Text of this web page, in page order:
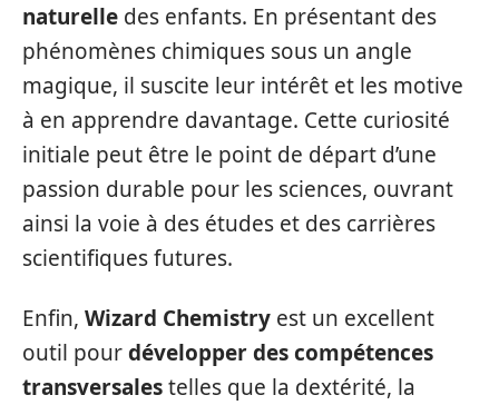
naturelle des enfants. En présentant des
phénomènes chimiques sous un angle
magique, il suscite leur intérêt et les motive
à en apprendre davantage. Cette curiosité
initiale peut être le point de départ d’une
passion durable pour les sciences, ouvrant
ainsi la voie à des études et des carrières
scientifiques futures.
Enfin, Wizard Chemistry est un excellent
outil pourdévelopper des compétences
transversalestelles que la dextérité, la